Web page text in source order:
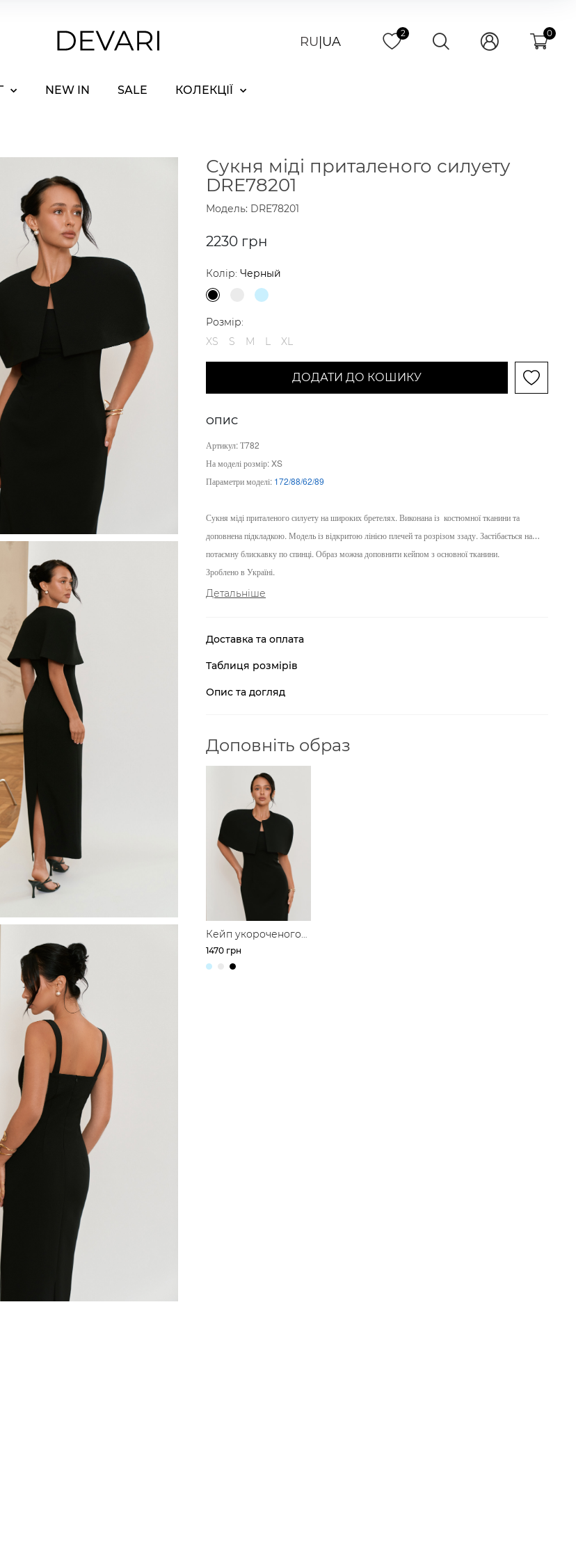
RU UA
2 0
NEW IN SALE КОЛЕКЦІЇ
Сукня міді приталеного силуету
DRE78201
Модель: DRE78201
2230 грн
Колір: Черный
Розмір:
XS
S M L XL
ДОДАТИ ДО КОШИКУ
ОПИС
Артикул: Т782
На моделі розмір: XS
Параметри моделі: 172/88/62/89
Сукня міді приталеного силуету на широких бретелях. Виконана із костюмної тканини та
доповнена підкладкою. Модель із відкритою лінією плечей та розрізом ззаду. Застібається на
потаємну блискавку по спинці. Образ можна доповнити кейпом з основної тканини.
Зроблено в Україні.
Детальніше
Доставка та оплата
Таблиця розмірів
Опис та догляд
Доповніть образ
Кейп укороченого
силуету
1470 грн